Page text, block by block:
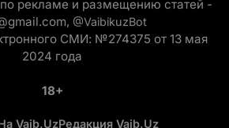
рекламе и размещению статей -
@VaibikuzBot
СМИ: №274375 от 13 мая
2024 года
18+
Vaib.uzРедакция Vaib.uz